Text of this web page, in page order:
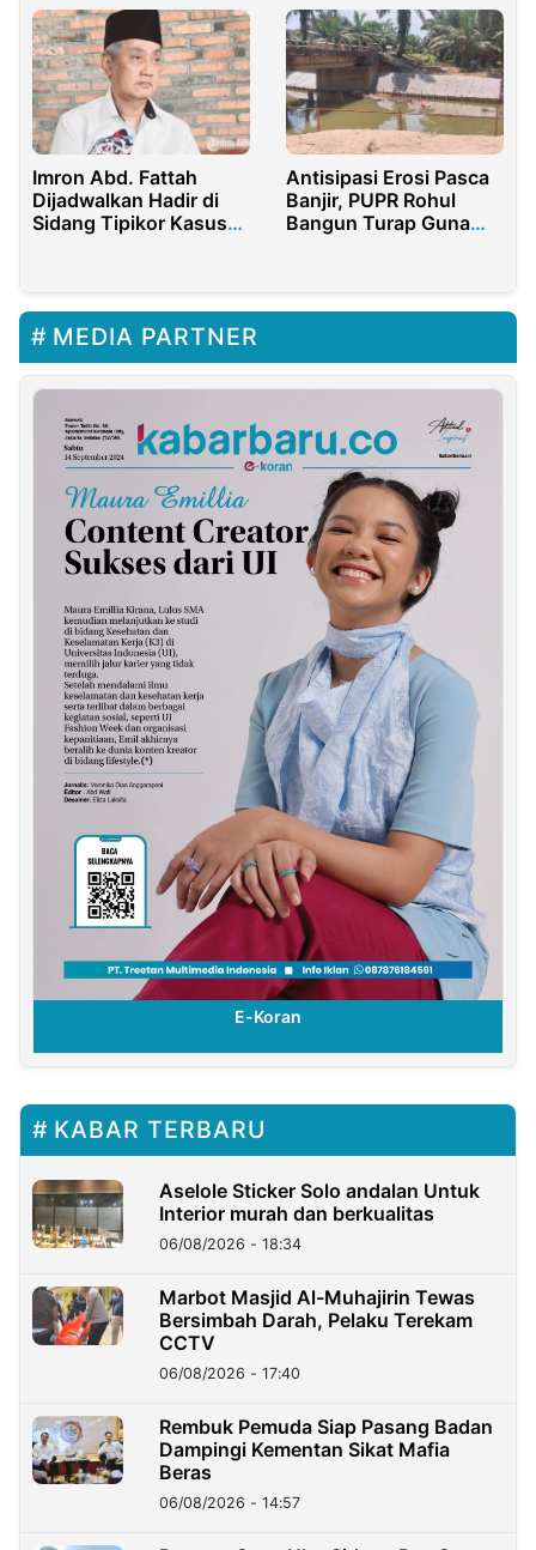
Imron Abd. Fattah
Dijadwalkan Hadir di
Sidang Tipikor Kasus
Antisipasi Erosi Pasca
Banjir, PUPR Rohul
Bangun Turap Guna
MEDIA PARTNER
E-Koran
KABAR TERBARU
Aselole Sticker Solo andalan Untuk
Interior murah dan berkualitas
06/08/2026 - 18:34
Marbot Masjid Al-Muhajirin Tewas
Bersimbah Darah, Pelaku Terekam
CCTV
06/08/2026 - 17:40
Rembuk Pemuda Siap Pasang Badan
Dampingi Kementan Sikat Mafia
Beras
06/08/2026 - 14:57